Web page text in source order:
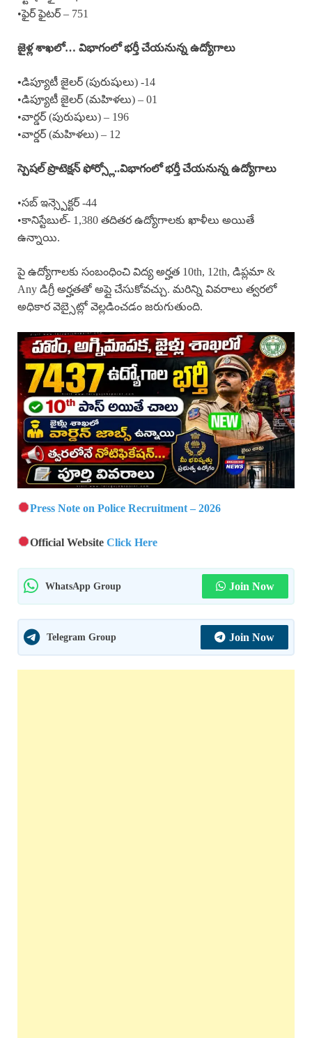
•ఫైర్ ఫైటర్ – 751
జైళ్ల శాఖలో… విభాగంలో భర్తీ చేయనున్న ఉద్యోగాలు
•డిప్యూటీ జైలర్ (పురుషులు) -14
•డిప్యూటీ జైలర్ (మహిళలు) – 01
•వార్డర్ (పురుషులు) – 196
•వార్డర్ (మహిళలు) – 12
స్పెషల్ ప్రొటెక్షన్ ఫోర్స్లో..విభాగంలో భర్తీ చేయనున్న ఉద్యోగాలు
•సబ్ ఇన్స్పెక్టర్ -44
•కానిస్టేబుల్- 1,380 తదితర ఉద్యోగాలకు ఖాళీలు అయితే
ఉన్నాయి.
పై ఉద్యోగాలకు సంబంధించి విద్య అర్హత 10th, 12th, డిప్లమా &
Any డిగ్రీ అర్హతతో అప్లై చేసుకోవచ్చు. మరిన్ని వివరాలు త్వరలో
అధికార వెబ్సైట్లో వెల్లడించడం జరుగుతుంది.
Press Note on Police Recruitment – 2026
Official WebsiteClick Here
WhatsApp Group Join Now
Telegram Group Join Now